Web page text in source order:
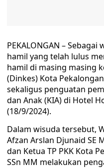
PEKALONGAN –
hamil yang telah lulus
hamil di masing masing
(Dinkes) Kota
sekaligus penguatan
dan Anak (KIA) di Hotel
(18/9/2024).
Dalam wisuda tersebut,
Afzan Arslan Djunaid SE
dan Ketua TP PKK Kota
SSn MM melakukan